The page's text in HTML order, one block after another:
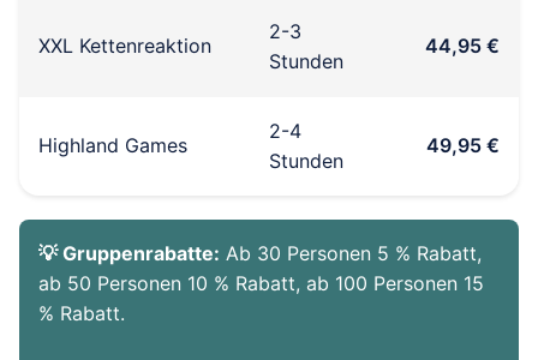
XXL Kettenreaktion
2-3
Stunden
44,95 €
Highland Games
2-4
Stunden
49,95 €
💡 Gruppenrabatte: Ab 30 Personen 5 % Rabatt,
ab 50 Personen 10 % Rabatt, ab 100 Personen 15
% Rabatt.